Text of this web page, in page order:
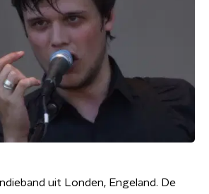
uit Londen, Engeland. De